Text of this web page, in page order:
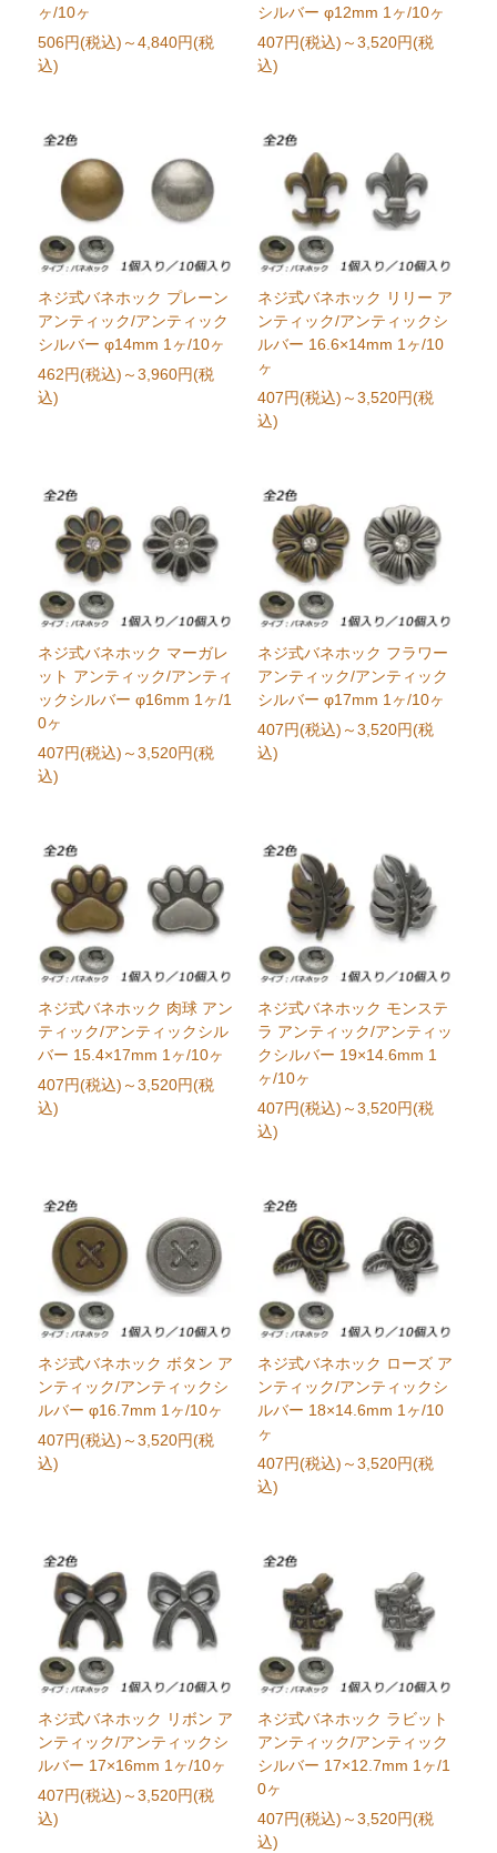
ヶ/10ヶ
506円(税込) ～4,840円(税
込)
シルバー φ12mm 1ヶ/10ヶ
407円(税込) ～3,520円(税
込)
ネジ式バネホック プレーン
アンティック/アンティック
シルバー φ14mm 1ヶ/10ヶ
462円(税込) ～3,960円(税
込)
ネジ式バネホック リリー ア
ンティック/アンティックシ
ルバー 16.6×14mm 1ヶ/10
ヶ
407円(税込) ～3,520円(税
込)
ネジ式バネホック マーガレ
ット アンティック/アンティ
ックシルバー φ16mm 1ヶ/1
0ヶ
407円(税込) ～3,520円(税
込)
ネジ式バネホック フラワー
アンティック/アンティック
シルバー φ17mm 1ヶ/10ヶ
407円(税込) ～3,520円(税
込)
ネジ式バネホック 肉球 アン
ティック/アンティックシル
バー 15.4×17mm 1ヶ/10ヶ
407円(税込) ～3,520円(税
込)
ネジ式バネホック モンステ
ラ アンティック/アンティッ
クシルバー 19×14.6mm 1
ヶ/10ヶ
407円(税込) ～3,520円(税
込)
ネジ式バネホック ボタン ア
ンティック/アンティックシ
ルバー φ16.7mm 1ヶ/10ヶ
407円(税込) ～3,520円(税
込)
ネジ式バネホック ローズ ア
ンティック/アンティックシ
ルバー 18×14.6mm 1ヶ/10
ヶ
407円(税込) ～3,520円(税
込)
ネジ式バネホック リボン ア
ンティック/アンティックシ
ルバー 17×16mm 1ヶ/10ヶ
407円(税込) ～3,520円(税
込)
ネジ式バネホック ラビット
アンティック/アンティック
シルバー 17×12.7mm 1ヶ/1
0ヶ
407円(税込) ～3,520円(税
込)